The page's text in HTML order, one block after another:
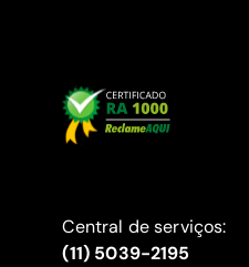
Central de serviços:
(11) 5039-2195